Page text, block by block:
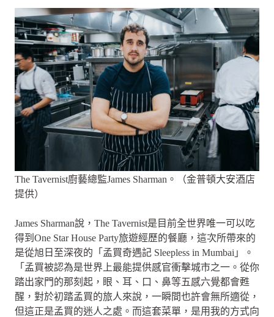
The Tavernist廚藝總監James Sharman。（金普頓大安酒店
提供）
James Sharman說，The Tavernist是目前全世界唯一可以吃
得到One Star House Party旅遊經歷的餐廳，這次所帶來的
是從旭日至深夜的「孟買奇遇記 Sleepless in Mumbai」。
「孟買被認為是世界上最能提供感官衝擊城市之一。從你
踏出家門的那刻起，眼、耳、口、鼻等五感六覺都會甦
醒，對於初踏孟買的旅人來說，一瞬間也許會無所適從，
但這正是孟買的迷人之處。而這套菜單，是用我的方式向